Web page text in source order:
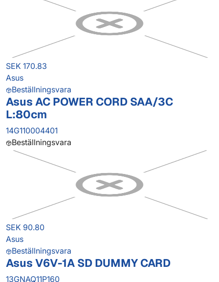
SEK 170.83
Asus
Beställningsvara
Asus AC POWER CORD SAA/3C
L:80cm
14G110004401
Beställningsvara
SEK 90.80
Asus
Beställningsvara
Asus V6V-1A SD DUMMY CARD
13GNAQ11P160